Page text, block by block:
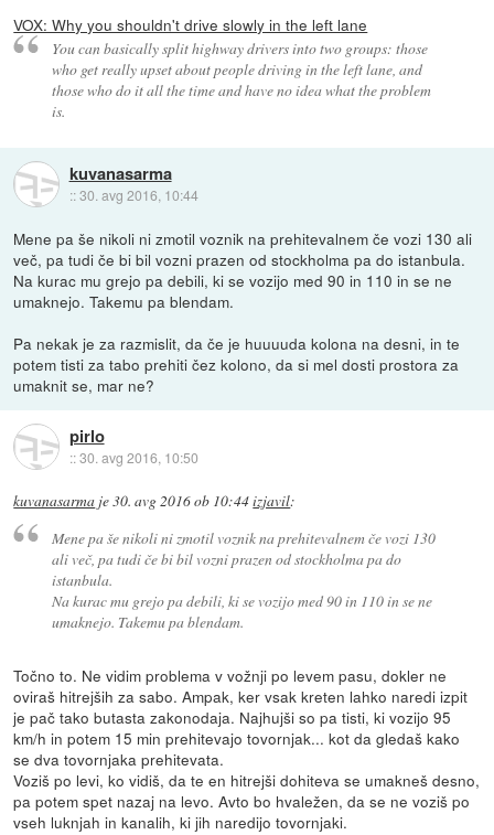
VOX: Why you shouldn't drive slowly in the left lane
You can basically split highway drivers into two groups: those
who get really upset about people driving in the left lane, and
those who do it all the time and have no idea what the problem
is.
kuvanasarma
::30. avg 2016, 10:44
Mene pa še nikoli ni zmotil voznik na prehitevalnem če vozi 130 ali
več, pa tudi če bi bil vozni prazen od stockholma pa do istanbula.
Na kurac mu grejo pa debili, ki se vozijo med 90 in 110 in se ne
umaknejo. Takemu pa blendam.
Pa nekak je za razmislit, da če je huuuuda kolona na desni, in te
potem tisti za tabo prehiti čez kolono, da si mel dosti prostora za
umaknit se, mar ne?
pirlo
::30. avg 2016, 10:50
kuvanasarma je30. avg 2016 ob 10:44izjavil:
Mene pa še nikoli ni zmotil voznik na prehitevalnem če vozi 130
ali več, pa tudi če bi bil vozni prazen od stockholma pa do
istanbula.
Na kurac mu grejo pa debili, ki se vozijo med 90 in 110 in se ne
umaknejo. Takemu pa blendam.
Točno to. Ne vidim problema v vožnji po levem pasu, dokler ne
oviraš hitrejših za sabo. Ampak, ker vsak kreten lahko naredi izpit
je pač tako butasta zakonodaja. Najhujši so pa tisti, ki vozijo 95
km/h in potem 15 min prehitevajo tovornjak... kot da gledaš kako
se dva tovornjaka prehitevata.
Voziš po levi, ko vidiš, da te en hitrejši dohiteva se umakneš desno,
pa potem spet nazaj na levo. Avto bo hvaležen, da se ne voziš po
vseh luknjah in kanalih, ki jih naredijo tovornjaki.